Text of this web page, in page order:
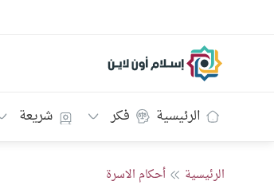
إسلام أون لاين
الرئيسية فكر شريعة
الرئيسية أحكام الاسرة